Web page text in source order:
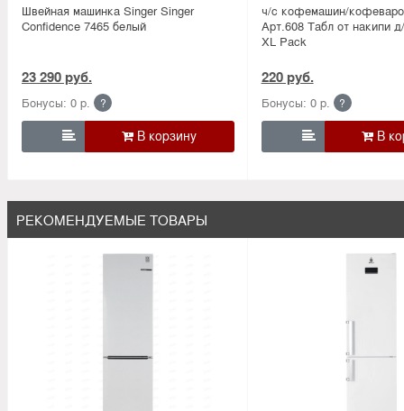
Швейная машинка Singer Singer
Confidence 7465 белый
23 290 руб.
Бонусы: 0 р. ?

ч/с кофемашин/
Арт.608 Табл от накипи
XL Pack
220 руб.
Бонусы: 0 р. ?

РЕКОМЕНДУЕМЫЕ ТОВАРЫ